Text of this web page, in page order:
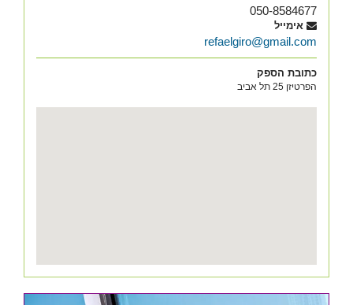
050-8584677
אימייל
refaelgiro@gmail.com
כתובת הספק
הפרטיזן 25 תל אביב